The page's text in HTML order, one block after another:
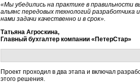
«Мы убедились на практике в правильности
альянс передовых технологий
нами задачи качественно и в срок».
Татьяна Агроскина,
Главный бухгалтер компании «ПетерСтар»
Проект проходил в два этапа и включал
этого решения.